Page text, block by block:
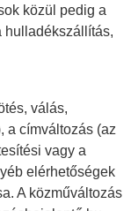
közül pedig a
hulladékszállítás,
válás,
a címváltozás (az
vagy a
elérhetőségek
A közműváltozás